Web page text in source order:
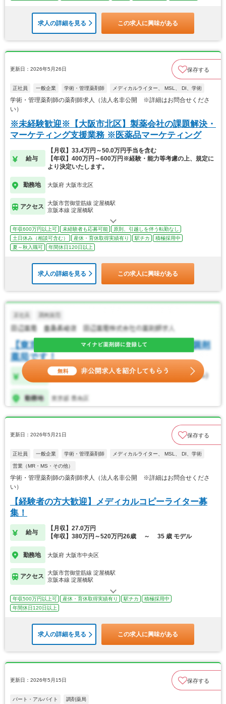
求人の詳細を見る この求人に興味がある
更新日：2026年5月26日 保存する
正社員 一般企業 学術・管理薬剤師 メディカルライター、 MSL、 DI、学術
学術・管理薬剤師の薬剤師求人（法人名非公開 ※詳細はお問合せくださ
い）
※未経験歓迎※【大阪市北区】製薬会社の課題解決・
マーケティング支援業務 ※医薬品マーケティング
給与
【月収】33.4万円～50.0万円手当を含む
【年収】400万円～600万円※経験・能力等考慮の上、規定に
より決定いたします。
勤務地 大阪府 大阪市北区
アクセス
大阪市営御堂筋線 淀屋橋駅
京阪本線 淀屋橋駅
年収600万円以上可 未経験者も応募可能
原則、引越しを伴う転勤なし
土日休み（相談可含む）
産休・育休取得実績有り 駅チカ
積極採用中
夏～秋入職可
年間休日120日以上
求人の詳細を見る この求人に興味がある
更新日：2026年5月21日 保存する
正社員 一般企業 学術・管理薬剤師 メディカルライター、 MSL、 DI、学術
営業（MR・MS・その他）
学術・管理薬剤師の薬剤師求人（法人名非公開 ※詳細はお問合せくださ
い）
【経験者の方大歓迎】メディカルコピーライター募
集！
給与
【月収】27.0万円
【年収】380万円～520万円26歳 ～ 35 歳 モデル
勤務地 大阪府 大阪市中央区
アクセス
大阪市営御堂筋線 淀屋橋駅
京阪本線 淀屋橋駅
年収500万円以上可 産休・育休取得実績有り 駅チカ
積極採用中
年間休日120日以上
求人の詳細を見る この求人に興味がある
更新日：2026年5月15日 保存する
パート・アルバイト 調剤薬局